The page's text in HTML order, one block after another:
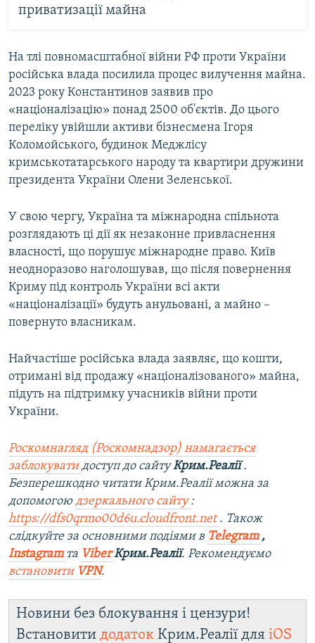
приватизації майна
На тлі повномасштабної війни РФ проти України
російська влада посилила процес вилучення майна.
2023 року Константинов заявив про
«націоналізацію» понад 2500 об'єктів. До цього
переліку увійшли активи бізнесмена Ігоря
Коломойського, будинок Меджлісу
кримськотатарського народу та квартири дружини
президента України Олени Зеленської.
У свою чергу, Україна та міжнародна спільнота
розглядають ці дії як незаконне привласнення
власності, що порушує міжнародне право. Київ
неодноразово наголошував, що після повернення
Криму під контроль України всі акти
«націоналізації» будуть анульовані, а майно –
повернуто власникам.
Найчастіше російська влада заявляє, що кошти,
отримані від продажу «націоналізованого» майна,
підуть на підтримку учасників війни проти
України.
Роскомнагляд (Роскомнадзор) намагається
заблокувати доступ до сайтуКрим.Реалії.
Безперешкодно читати Крим.Реалії можна за
допомогою дзеркального сайту :
https://dfs0qrmo00d6u.cloudfront.net . Також
слідкуйте за основними подіями в Telegram ,
Instagram та Viber Крим.Реалії. Рекомендуємо
встановити VPN.
Новини без блокування і цензури!
Встановити додаток Крим.Реалії для iOS